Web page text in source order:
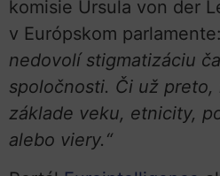
komisie Ursula von der
v Európskom parlamente:
nedovolí stigmatizáciu
spoločnosti. Či už preto,
základe veku, etnicity,
alebo viery.“